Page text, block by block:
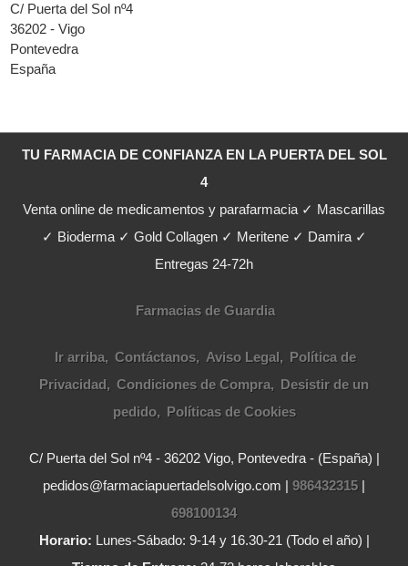
C/ Puerta del Sol nº4
36202 - Vigo
Pontevedra
España
TU FARMACIA DE CONFIANZA EN LA PUERTA DEL SOL
4
Venta online de medicamentos y parafarmacia ✓ Mascarillas
✓ Bioderma ✓ Gold Collagen ✓ Meritene ✓ Damira ✓
Entregas 24-72h
Farmacias de Guardia
Ir arriba Contáctanos Aviso Legal
Política de
Privacidad
Condiciones de Compra
Desistir de un
pedido
Políticas de Cookies
C/ Puerta del Sol nº4 - 36202 Vigo, Pontevedra - (España) |
pedidos@farmaciapuertadelsolvigo.com | 986432315 |
698100134
Horario: Lunes-Sábado: 9-14 y 16.30-21 (Todo el año) |